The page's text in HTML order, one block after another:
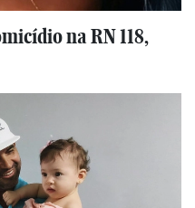
na RN 118,